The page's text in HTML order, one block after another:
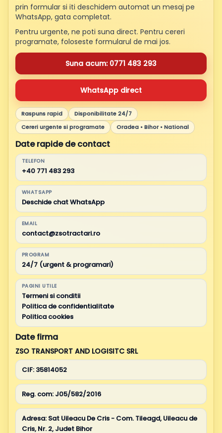
prin formular si iti deschidem automat un mesaj pe
WhatsApp, gata completat.
Pentru urgente, ne poti suna direct. Pentru cereri
programate, foloseste formularul de mai jos.
Suna acum: 0771 483 293
WhatsApp direct
Raspuns rapid
Disponibilitate 24/7
Cereri urgente si programate
Oradea • Bihor • National
Date rapide de contact
TELEFON
+40 771 483 293
WHATSAPP
Deschide chat WhatsApp
EMAIL
contact@zsotractari.ro
PROGRAM
24/7 (urgent & programari)
PAGINI UTILE
Termeni si conditii
Politica de confidentialitate
Politica cookies
Date firma
ZSO TRANSPORT AND LOGISITC SRL
CIF: 35814052
Reg. com: J05/582/2016
Adresa: Sat Uileacu De Cris - Com. Tileagd, Uileacu de
Cris, Nr. 2, Judet Bihor